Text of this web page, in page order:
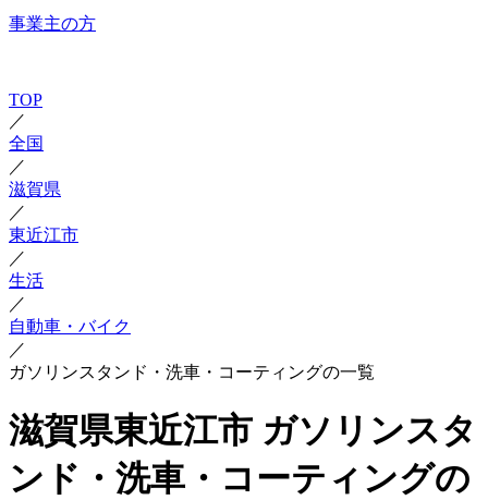
事業主の方
TOP
／
全国
／
滋賀県
／
東近江市
／
生活
／
自動車・バイク
／
ガソリンスタンド・洗車・コーティングの一覧
滋賀県東近江市 ガソリンスタ
ンド・洗車・コーティングの